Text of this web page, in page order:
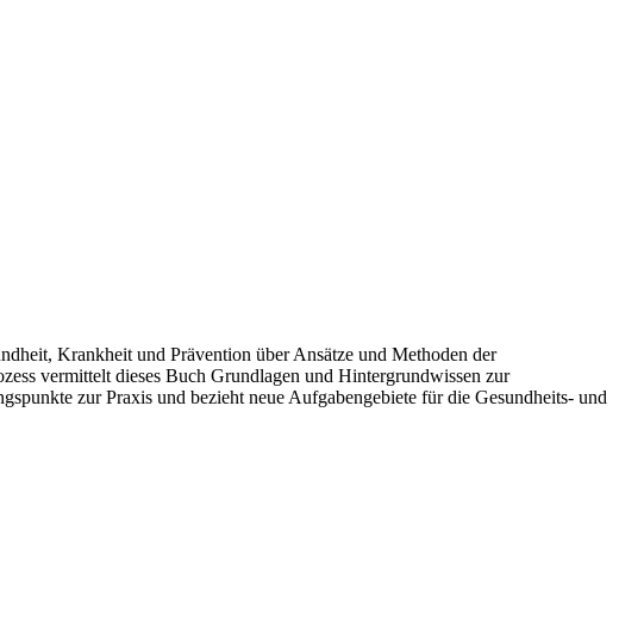
Krankheit und Prävention über Ansätze und Methoden der
vermittelt dieses Buch Grundlagen und Hintergrundwissen zur
zur Praxis und bezieht neue Aufgabengebiete für die Gesundheits- und